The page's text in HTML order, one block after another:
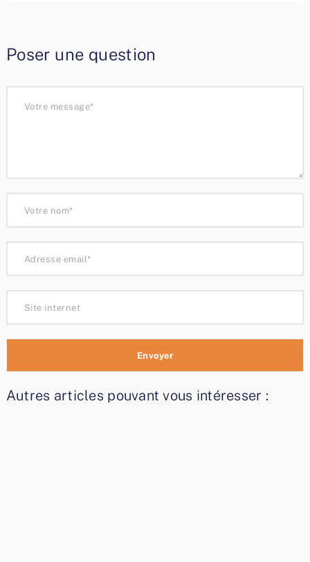
Poser une question
Autres articles pouvant vous intéresser :